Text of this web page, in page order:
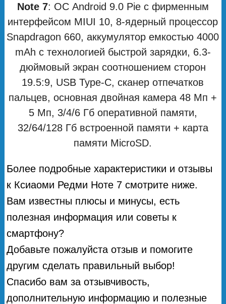
Note 7: ОС Android 9.0 Pie с фирменным
интерфейсом MIUI 10, 8-ядерный процессор
Snapdragon 660, аккумулятор емкостью 4000
mAh с технологией быстрой зарядки, 6.3-
дюймовый экран соотношением сторон
19.5:9, USB Type-C, сканер отпечатков
пальцев, основная двойная камера 48 Мп +
5 Мп, 3/4/6 Гб оперативной памяти,
32/64/128 Гб встроенной памяти + карта
памяти MicroSD.
Более подробные характеристики и отзывы
к Ксиаоми Редми Ноте 7 смотрите ниже.
Вам известны плюсы и минусы, есть
полезная информация или советы к
смартфону?
Добавьте пожалуйста отзыв и помогите
другим сделать правильный выбор!
Спасибо вам за отзывчивость,
дополнительную информацию и полезные